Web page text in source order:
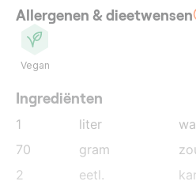
Allergenen & dieetwensen
Vegan
Ingrediënten
1 liter
70
gram
2
eetl.